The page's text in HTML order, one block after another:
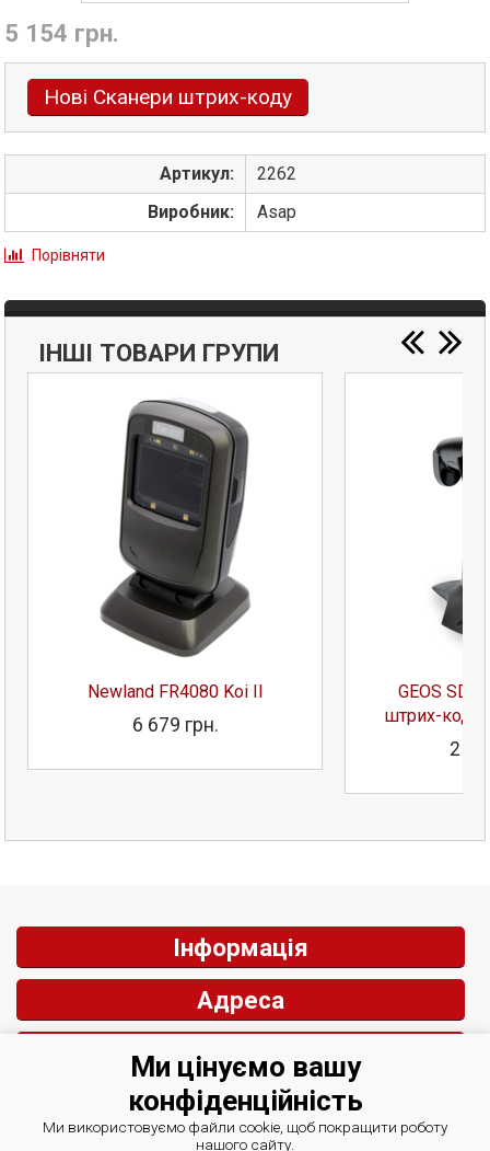
5 154 грн.
Нові Сканери штрих-коду
Артикул:
2262
Виробник:
Asap
Порівняти
ІНШІ ТОВАРИ ГРУПИ
Newland FR4080 Koi II
6 679 грн.
GEOS
штрих-
2
Інформація
Адреса
Контакти
Зворотній зв'язок
Ми цінуємо вашу
конфіденційність
Ми використовуємо файли cookie, щоб покращити роботу
нашого сайту.